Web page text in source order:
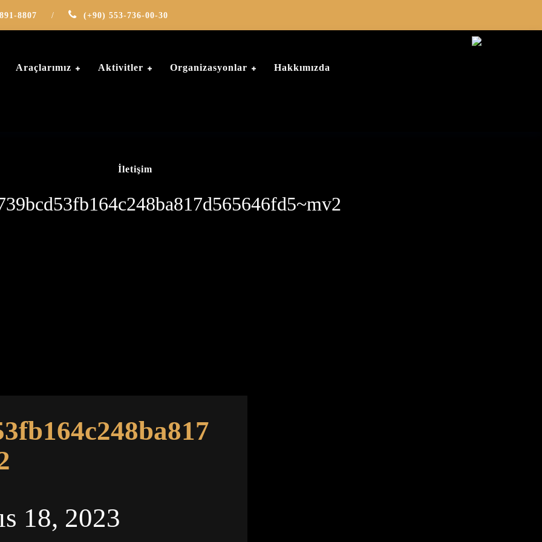
8807 / (+90) 553-736-00-30
Araçlarımız Aktivitler Organizasyonlar Hakkımızda
İletişim
18, 2023